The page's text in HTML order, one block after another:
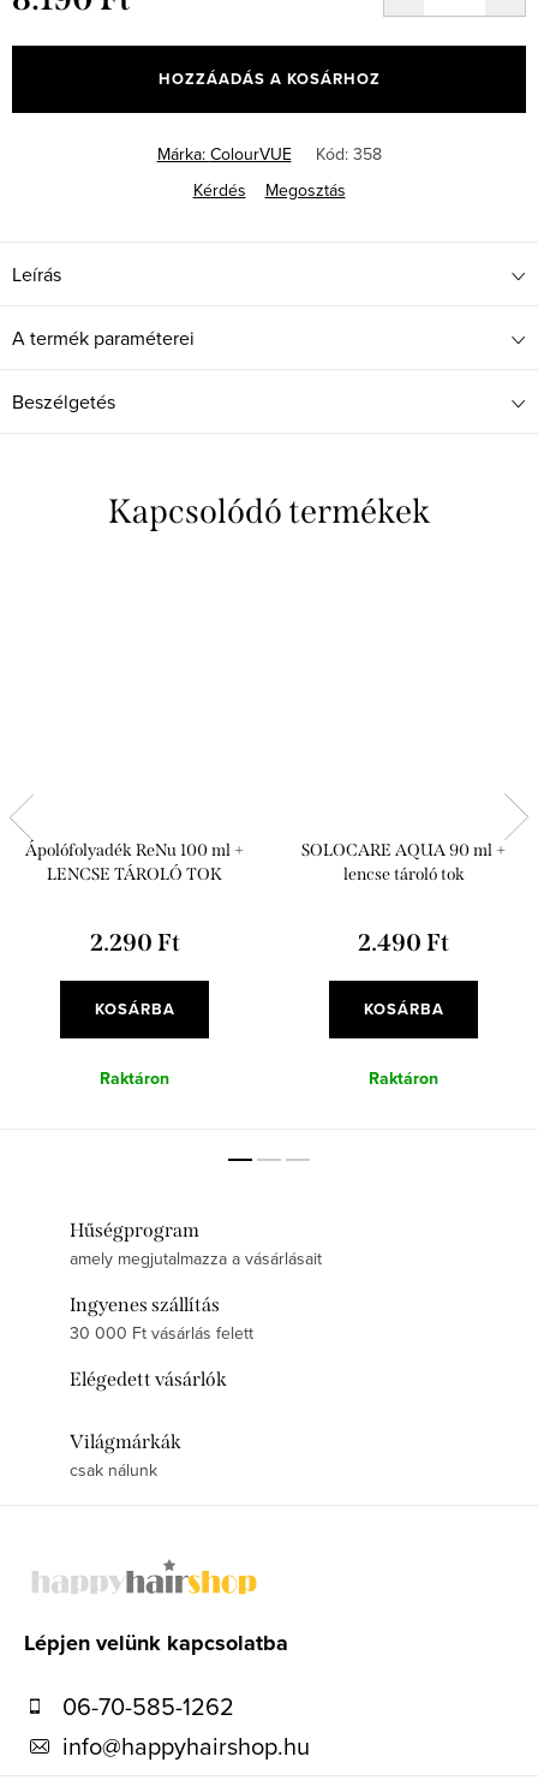
HOZZÁADÁS A KOSÁRHOZ
Márka: ColourVUE Kód: 358
Kérdés
Megosztás
Leírás
A termék paraméterei
Beszélgetés
Kapcsolódó termékek
Ápolófolyadék ReNu 100 ml +
LENCSE TÁROLÓ TOK
2.290 Ft
KOSÁRBA
Raktáron
SOLOCARE AQUA 90 ml +
lencse tároló tok
2.490 Ft
KOSÁRBA
Raktáron
Hűségprogram
amely megjutalmazza a vásárlásait
Ingyenes szállítás
30 000 Ft vásárlás felett
Elégedett vásárlók
Világmárkák
csak nálunk
Lépjen velünk kapcsolatba
06-70-585-1262
info@happyhairshop.hu